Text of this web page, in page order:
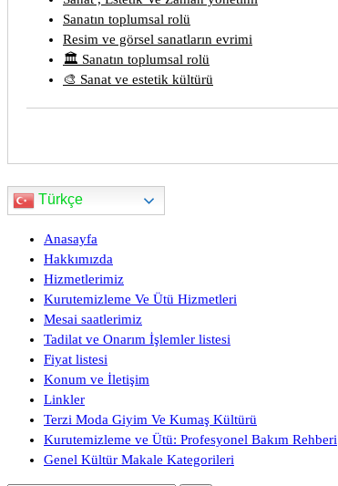
Sanatın toplumsal rolü
Resim ve görsel sanatların evrimi
🏛️ Sanatın toplumsal rolü
🎨 Sanat ve estetik kültürü
Türkçe
Anasayfa
Hakkımızda
Hizmetlerimiz
Kurutemizleme Ve Ütü Hizmetleri
Mesai saatlerimiz
Tadilat ve Onarım İşlemler listesi
Fiyat listesi
Konum ve İletişim
Linkler
Terzi Moda Giyim Ve Kumaş Kültürü
Kurutemizleme ve Ütü: Profesyonel Bakım Rehberi
Genel Kültür Makale Kategorileri